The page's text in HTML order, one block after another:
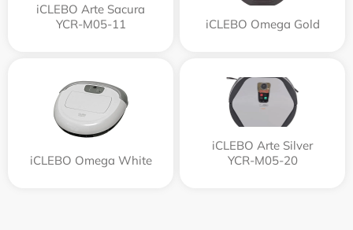
iCLEBO Arte Sacura
YCR-M05-11
iCLEBO Omega Gold
iCLEBO Omega White
iCLEBO Arte Silver
YCR-M05-20